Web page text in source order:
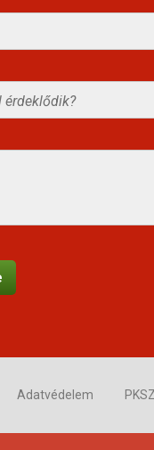
Adatvédelem PKSZ